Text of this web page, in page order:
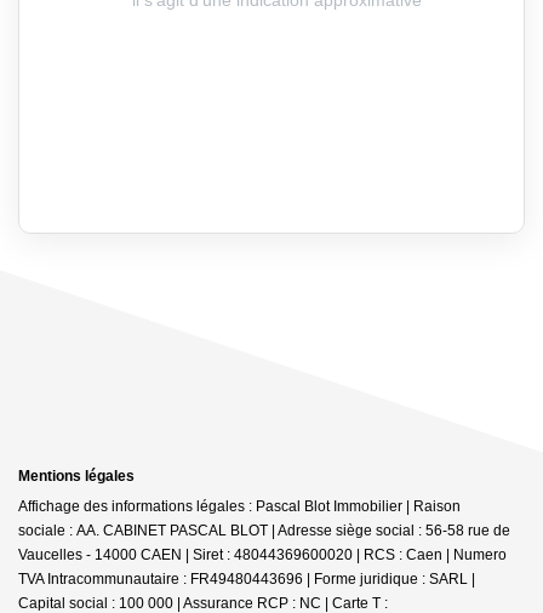
Mentions légales
Affichage des informations légales : Pascal Blot Immobilier | Raison
sociale : AA. CABINET PASCAL BLOT | Adresse siège social : 56-58 rue de
Vaucelles - 14000 CAEN | Siret : 48044369600020 | RCS : Caen | Numero
TVA Intracommunautaire : FR49480443696 | Forme juridique : SARL |
Capital social : 100 000 | Assurance RCP : NC | Carte T :